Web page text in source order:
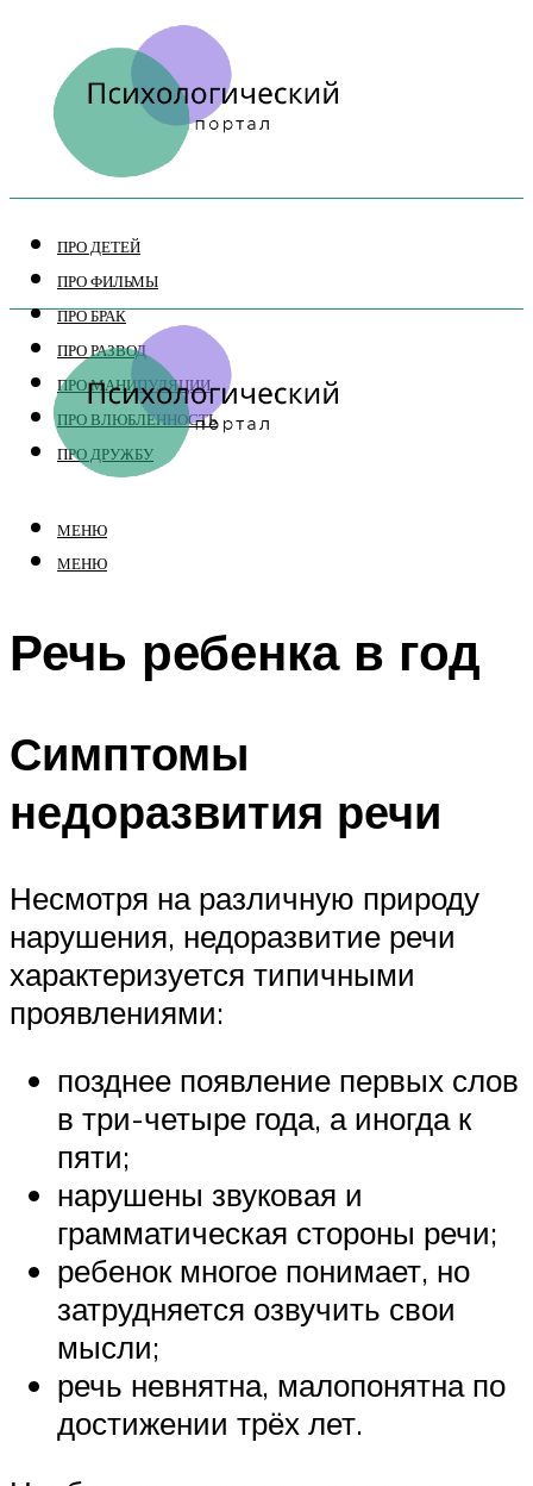
ПРО ДЕТЕЙ
ПРО ФИЛЬМЫ
ПРО БРАК
ПРО РАЗВОД
ПРО МАНИПУЛЯЦИИ
ПРО ВЛЮБЛЕННОСТЬ
ПРО ДРУЖБУ
МЕНЮ
МЕНЮ
Речь ребенка в год
Симптомы
недоразвития речи
Несмотря на различную природу
нарушения, недоразвитие речи
характеризуется типичными
проявлениями:
позднее появление первых слов
в три-четыре года, а иногда к
пяти;
нарушены звуковая и
грамматическая стороны речи;
ребенок многое понимает, но
затрудняется озвучить свои
мысли;
речь невнятна, малопонятна по
достижении трёх лет.